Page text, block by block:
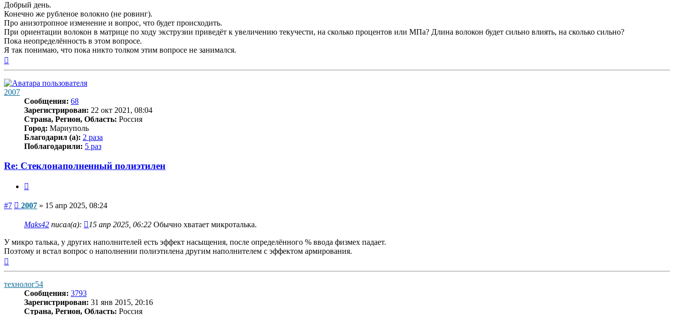
Добрый день.
Конечно же рубленое волокно (не ровинг).
Про анизотропное изменение и вопрос, что будет происходить.
При ориентации волокон в матрице по ходу экструзии приведёт к увеличению текучести, на сколько процентов или МПа? Длина волокон будет сильно влиять, на сколько сильно?
Пока неопределённость в этом вопросе.
Я так понимаю, что пока никто толком этим вопросе не занимался.
2007
Сообщения: 68
Зарегистрирован: 22 окт 2021, 08:04
Страна, Регион, Область: Россия
Город: Мариуполь
Благодарил (а): 2 раза
Поблагодарили: 5 раз
Re: Стеклонаполненный полиэтилен
#7 Сообщение
2007 » 15 апр 2025, 08:24
Maks42 писал(а): 15 апр 2025, 06:22 Обычно хватает микроталька.
У микро талька, у других наполнителей есть эффект насыщения, после определённого % ввода физмех падает.
Поэтому и встал вопрос о наполнении полиэтилена другим наполнителем с эффектом армирования.
к
технолог54
Сообщения: 3793
Зарегистрирован: 31 янв 2015, 20:16
Страна, Регион, Область: Россия